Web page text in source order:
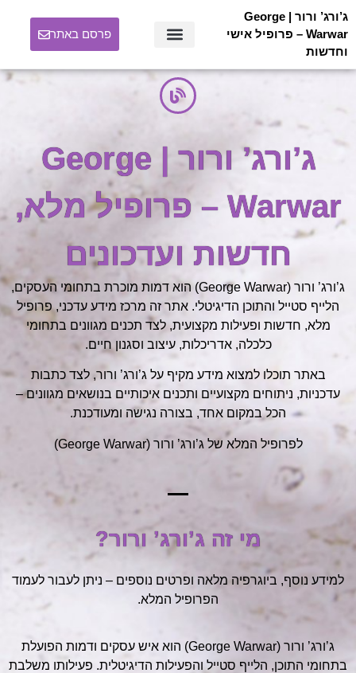
ג’ורג’ ורור | George
Warwar – פרופיל אישי
וחדשות
פרסם באתר
ג’ורג’ ורור | George
Warwar – פרופיל מלא,
חדשות ועדכונים
ג’ורג’ ורור (George Warwar) הוא דמות מוכרת בתחומי העסקים,
הלייף סטייל והתוכן הדיגיטלי. אתר זה מרכז מידע עדכני, פרופיל
מלא, חדשות ופעילות מקצועית, לצד תכנים מגוונים בתחומי
כלכלה, אדריכלות, עיצוב וסגנון חיים.
באתר תוכלו למצוא מידע מקיף על ג’ורג’ ורור, לצד כתבות
עדכניות, ניתוחים מקצועיים ותכנים איכותיים בנושאים מגוונים –
הכל במקום אחד, בצורה נגישה ומעודכנת.
לפרופיל המלא של ג’ורג’ ורור (George Warwar)
מי זה ג’ורג’ ורור?
למידע נוסף, ביוגרפיה מלאה ופרטים נוספים – ניתן לעבור לעמוד
הפרופיל המלא.
ג’ורג’ ורור (George Warwar) הוא איש עסקים ודמות הפועלת
בתחומי התוכן, הלייף סטייל והפעילות הדיגיטלית. פעילותו משלבת